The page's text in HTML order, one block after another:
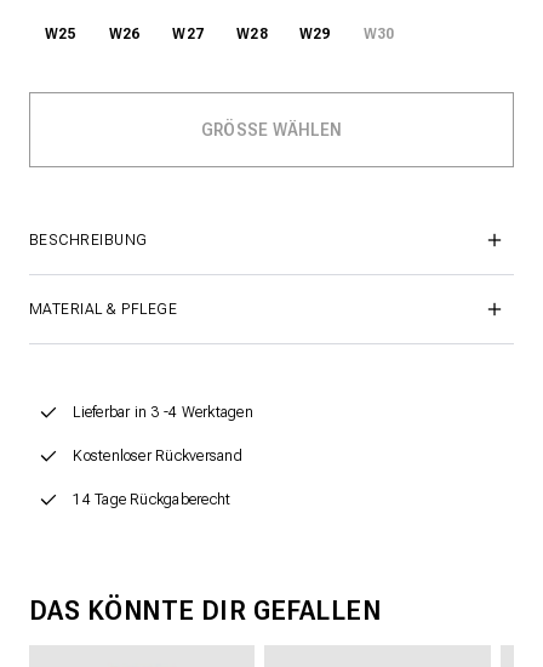
W25 W26 W27 W28 W29 W30
BESCHREIBUNG
MATERIAL & PFLEGE
Lieferbar in 3 -4 Werktagen
Kostenloser Rückversand
14 Tage Rückgaberecht
DAS KÖNNTE DIR GEFALLEN